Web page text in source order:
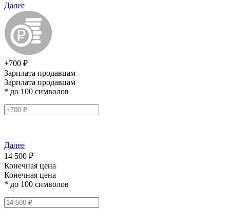
Далее
+700 ₽
Зарплата продавцам
Зарплата продавцам
* до 100 символов
Далее
14 500 ₽
Конечная цена
Конечная цена
* до 100 символов